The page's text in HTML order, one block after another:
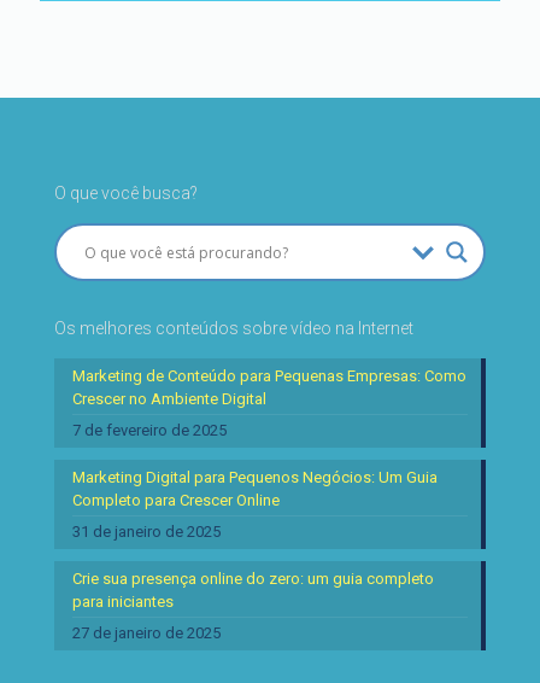
O que você busca?
Os melhores conteúdos sobre vídeo na Internet
Marketing de Conteúdo para Pequenas Empresas: Como
Crescer no Ambiente Digital
7 de fevereiro de 2025
Marketing Digital para Pequenos Negócios: Um Guia
Completo para Crescer Online
31 de janeiro de 2025
Crie sua presença online do zero: um guia completo
para iniciantes
27 de janeiro de 2025